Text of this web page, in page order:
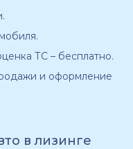
ТС – бесплатно.
и оформление
в лизинге